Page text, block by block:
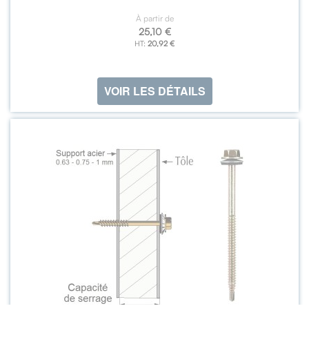
À partir de
25,10 €
20,92 €
VOIR LES DÉTAILS